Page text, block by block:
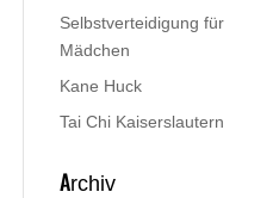
Selbstverteidigung für
Mädchen
Kane Huck
Tai Chi Kaiserslautern
Archiv